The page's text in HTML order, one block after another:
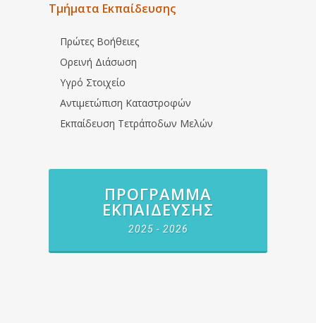
Τμήματα Εκπαίδευσης
Πρώτες Βοήθειες
Ορεινή Διάσωση
Υγρό Στοιχείο
Αντιμετώπιση Καταστροφών
Εκπαίδευση Τετράποδων Μελών
ΠΡΌΓΡΑΜΜΑ
ΕΚΠΑΊΔΕΥΣΗΣ
2025 - 2026